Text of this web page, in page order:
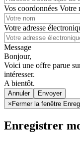
Vos coordonnées Votre
Votre adresse
Message
Bonjour,
Voici une offre parue
intéresser.
A bientôt.
Annuler
× Fermer la fenêtre
Enregistrer